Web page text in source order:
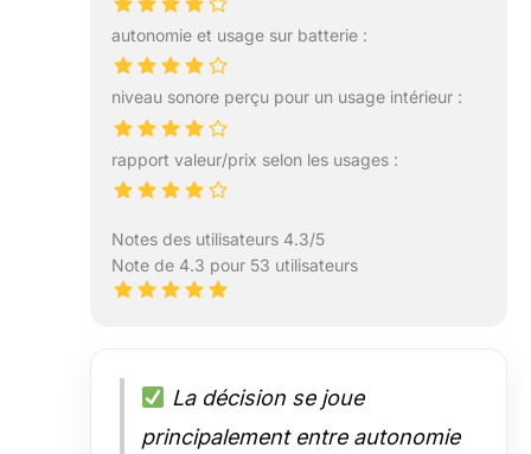
autonomie et usage sur batterie :
niveau sonore perçu pour un usage intérieur :
rapport valeur/prix selon les usages :
Notes des utilisateurs 4.3/5
Note de 4.3 pour 53 utilisateurs
La décision se joue
principalement entre autonomie